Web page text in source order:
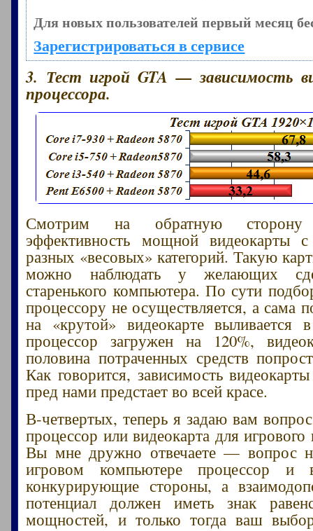
Для новых пользователей первый месяц
Зарегистрироваться в сервисе
3. Тест игрой GTA — зависимость
процессора.
Смотрим на обратную
эффективность мощной видеокарты с
разных «весовых» категорий. Такую
можно наблюдать у желающих
старенького компьютера. По сути
процессору не осуществляется, а сама
на «крутой» видеокарте выливается
процессор загружен на 120%,
половина потраченных средств
Как говорится, зависимость
пред нами предстает во всей красе.
В-четвертых, теперь я задаю вам
процессор или видеокарта для
Вы мне дружно отвечаете — вопрос
игровом компьютере процессор и
конкурирующие стороны, а
потенциал должен иметь знак
мощностей, и только тогда ваш